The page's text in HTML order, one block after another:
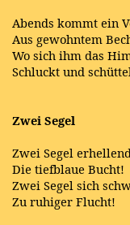
Abends kommt ein
Aus gewohntem
Wo sich ihm das
Schluckt und
Zwei Segel
Zwei Segel
Die tiefblaue Bucht!
Zwei Segel sich
Zu ruhiger Flucht!